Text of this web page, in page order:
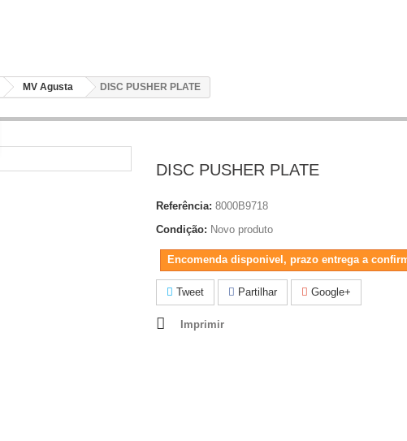
MV Agusta DISC PUSHER PLATE
DISC PUSHER PLATE
Referência: 8000B9718
Condição: Novo produto
Encomenda disponivel, prazo entrega a
Tweet Partilhar Google+
Imprimir